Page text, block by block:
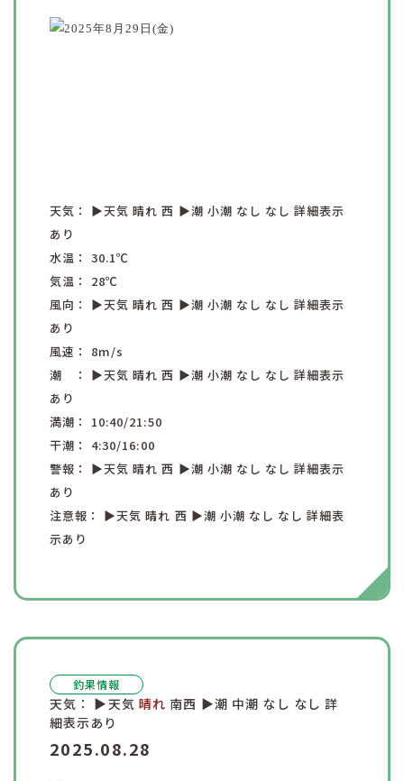
天気： ▶︎天気晴れ西 ▶︎潮 小潮 なし なし詳細表示
あり
水温：30.1℃
気温： 28℃
風向： ▶︎天気晴れ西 ▶︎潮 小潮 なし なし詳細表示
あり
風速： 8m/s
潮 ： ▶︎天気晴れ西 ▶︎潮 小潮 なし なし詳細表示
あり
満潮： 10:40/21:50
干潮： 4:30/16:00
警報： ▶︎天気晴れ西 ▶︎潮 小潮 なし なし詳細表示
あり
注意報： ▶︎天気晴れ 西 ▶︎潮 小潮 なし なし詳細表
示あり
釣果情報
天気： ▶︎天気 晴れ 南西 ▶︎潮 中潮 なし なし 詳
細表示あり
2025.08.28